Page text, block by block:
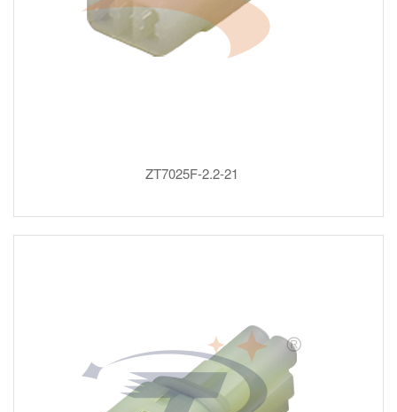
ZT7025F-2.2-21